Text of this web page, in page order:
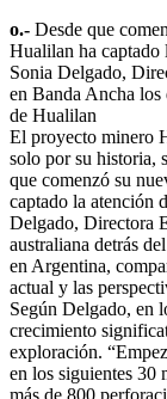
o.- Desde que
Hualilan ha captado
Sonia Delgado,
en Banda Ancha los
de Hualilan
El proyecto minero
solo por su historia,
que comenzó su
captado la atención
Delgado, Directora
australiana detrás
en Argentina,
actual y las
Según Delgado, en
crecimiento
exploración.
en los siguientes 30
más de 800